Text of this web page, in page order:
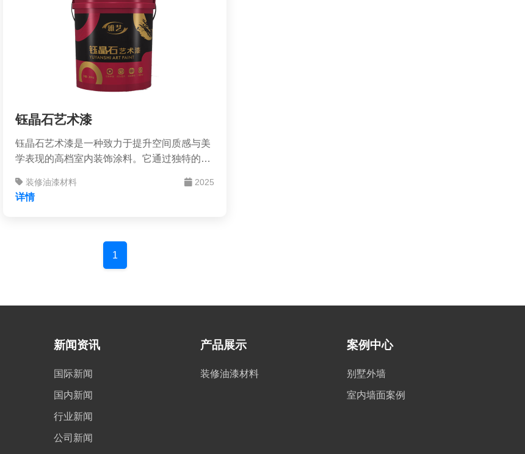
钰晶石艺术漆
钰晶石艺术漆是一种致力于提升空间质感与美
学表现的高档室内装饰涂料。它通过独特的材
莹质感、丰富纹理和立体效果的艺术表面，满
足你对个性化家居环境的追求。
装修油漆材料 2025
详情
1
新闻资讯
国际新闻
国内新闻
行业新闻
公司新闻
产品展示
装修油漆材料
案例中心
别墅外墙
室内墙面案例